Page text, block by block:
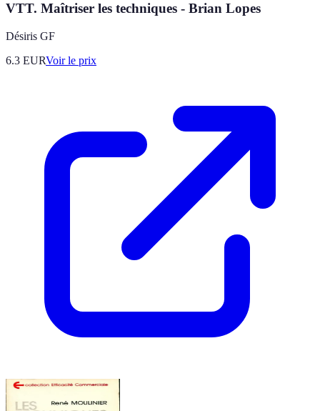
VTT. Maîtriser les techniques - Brian Lopes
Désiris GF
6.3 EURVoir le prix